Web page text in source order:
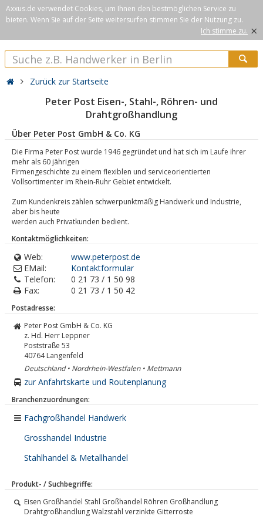
Axxus.de verwendet Cookies, um Ihnen den bestmöglichen Service zu
bieten. Wenn Sie auf der Seite weitersurfen stimmen Sie der Nutzung zu.
Ich stimme zu. ×
Zurück zur Startseite
Peter Post Eisen-, Stahl-, Röhren- und
Drahtgroßhandlung
Über Peter Post GmbH & Co. KG
Die Firma Peter Post wurde 1946 gegründet und hat sich im Laufe ihrer
mehr als 60 jährigen
Firmengeschichte zu einem flexiblen und serviceorientierten
Vollsortimenter im Rhein-Ruhr Gebiet entwickelt.
Zum Kundenkreis zählen schwerpunktmäßig Handwerk und Industrie,
aber bis heute
werden auch Privatkunden bedient.
Kontaktmöglichkeiten:
Web:
www.peterpost.de
EMail:
Kontaktformular
Telefon:
0 21 73 / 1 50 98
Fax:
0 21 73 / 1 50 42
Postadresse:
Peter Post GmbH & Co. KG
z. Hd. Herr Leppner
Poststraße 53
40764 Langenfeld
Deutschland • Nordrhein-Westfalen • Mettmann
zur Anfahrtskarte und Routenplanung
Branchenzuordnungen:
Fachgroßhandel Handwerk
Grosshandel Industrie
Stahlhandel & Metallhandel
Produkt- / Suchbegriffe:
Eisen Großhandel Stahl Großhandel Röhren Großhandlung
Drahtgroßhandlung Walzstahl verzinkte Gitterroste